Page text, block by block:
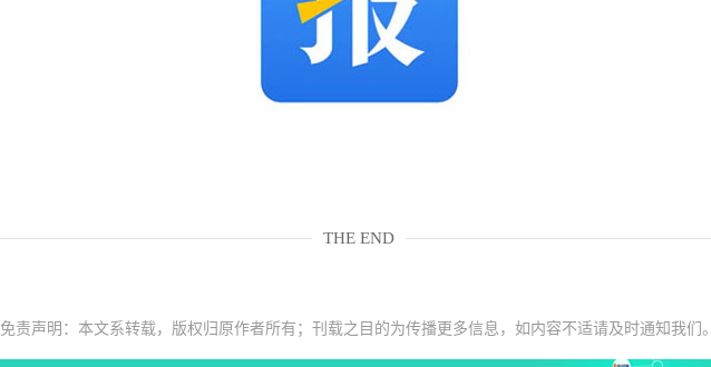
THE END
免责声明：本文系转载，版权归原作者所有；刊载之目的为传播更多信息，如内容不适请及时通知我们。